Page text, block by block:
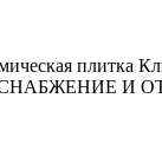
плитка
И